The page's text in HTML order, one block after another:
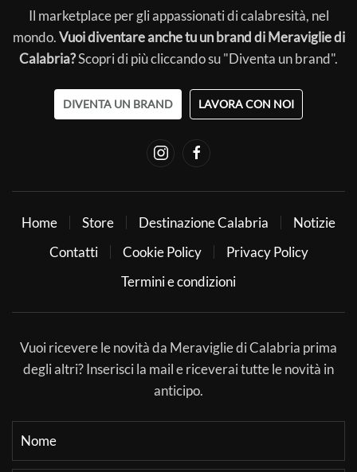
Il marketplace per gli appassionati di calabresità, nel
mondo.Vuoi diventare anche tu un brand di Meraviglie di
Calabria?Scopri di più cliccando su "Diventa un brand".
DIVENTA UN BRAND LAVORA CON NOI
Home Store Destinazione Calabria
Notizie
Contatti
Cookie Policy
Privacy Policy
Termini e condizioni
Vuoi ricevere le novità da Meraviglie di Calabria prima
degli altri? Inserisci la mail e riceverai tutte le novità in
anticipo.